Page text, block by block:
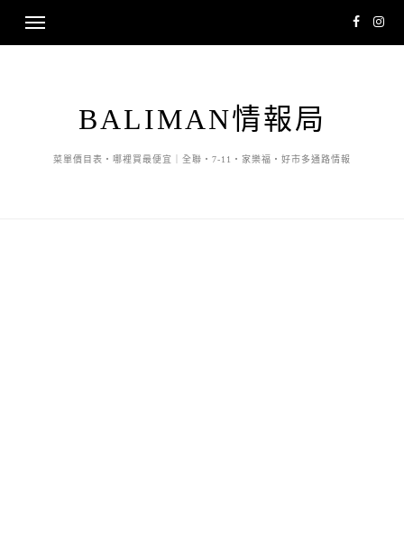
BALIMAN情報局
菜單價目表・哪裡買最便宜｜全聯・7-11・家樂福・好市多通路情報